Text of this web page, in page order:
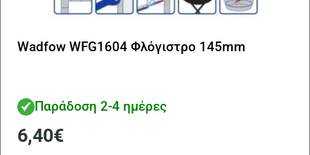
Wadfow WFG1604 Φλόγιστρο 145mm
Παράδοση 2-4 ημέρες
6,40€